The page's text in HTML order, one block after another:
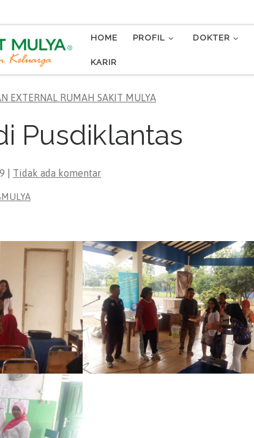
HOME PROFIL DOKTER
KARIR
EXTERNAL RUMAH SAKIT MULYA
Pusdiklantas
Tidak ada komentar